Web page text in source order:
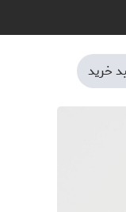
خرید